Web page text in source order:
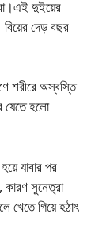
দুইয়ের
দেড় বছর
শরীরে অস্বস্তি
যেতে হলো
যাবার পর
কারণ সুনেত্রা
খেতে গিয়ে হঠাৎ